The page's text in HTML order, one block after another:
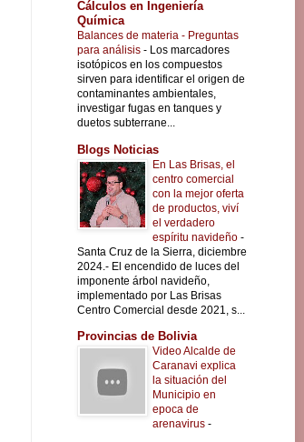
Cálculos en Ingeniería
Química
Balances de materia - Preguntas
para análisis - Los marcadores
isotópicos en los compuestos
sirven para identificar el origen de
contaminantes ambientales,
investigar fugas en tanques y
duetos subterrane...
Blogs Noticias
En Las Brisas, el
centro comercial
con la mejor oferta
de productos, viví
el verdadero
espíritu navideño -
Santa Cruz de la Sierra, diciembre
2024.- El encendido de luces del
imponente árbol navideño,
implementado por Las Brisas
Centro Comercial desde 2021, s...
Provincias de Bolivia
Video Alcalde de
Caranavi explica
la situación del
Municipio en
epoca de
arenavirus -